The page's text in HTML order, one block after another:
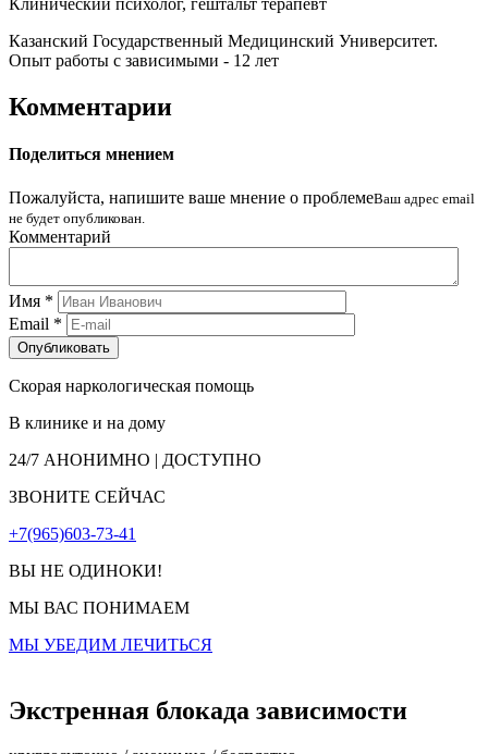
Клинический психолог, гештальт терапевт
Казанский Государственный Медицинский Университет.
Опыт работы с зависимыми - 12 лет
Комментарии
Поделиться мнением
Пожалуйста, напишите ваше мнение о проблемеВаш адрес email
не будет опубликован.
Комментарий
Имя *
Email *
Скорая наркологическая помощь
В клинике и на дому
24/7 АНОНИМНО | ДОСТУПНО
ЗВОНИТЕ СЕЙЧАС
+7(965)603-73-41
ВЫ НЕ ОДИНОКИ!
МЫ ВАС ПОНИМАЕМ
МЫ УБЕДИМ ЛЕЧИТЬСЯ
Экстренная блокада зависимости